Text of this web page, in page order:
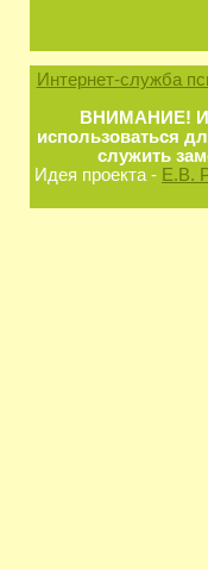
Интернет-служба
ВНИМАНИЕ!
использоваться
служить
Идея проекта - Е.В.